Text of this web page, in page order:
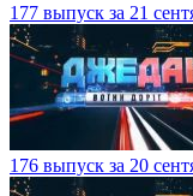
177 выпуск за 21
176 выпуск за 20